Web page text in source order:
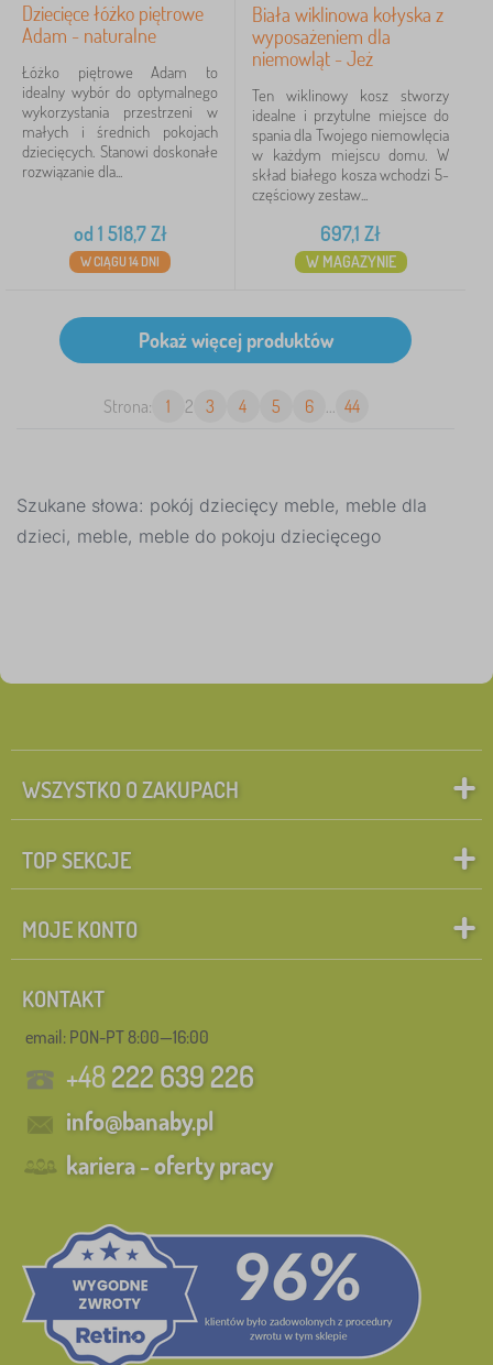
Dziecięce łóżko piętrowe
Adam - naturalne
Łóżko piętrowe Adam to
idealny wybór do optymalnego
wykorzystania przestrzeni w
małych i średnich pokojach
dziecięcych. Stanowi doskonałe
rozwiązanie dla...
od 1 518,7Zł
W CIĄGU 14 DNI
Biała wiklinowa kołyska z
wyposażeniem dla
niemowląt - Jeż
Ten wiklinowy kosz stworzy
idealne i przytulne miejsce do
spania dla Twojego niemowlęcia
w każdym miejscu domu. W
skład białego kosza wchodzi 5-
częściowy zestaw...
697,1 Zł
W MAGAZYNIE
Strona: 1 2 3 4 5 6 ... 44
Szukane słowa: pokój dziecięcy meble, meble dla
dzieci, meble, meble do pokoju dziecięcego
WSZYSTKO O ZAKUPACH
TOP SEKCJE
MOJE KONTO
KONTAKT
email: PON-PT 8:00—16:00
+48222 639 226
info@banaby.pl
kariera - oferty pracy